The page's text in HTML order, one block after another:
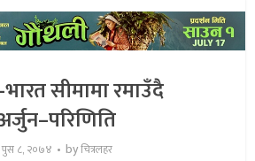
सीमामा रमाउँदै
पुस ८, २०७४ byचित्रलहर